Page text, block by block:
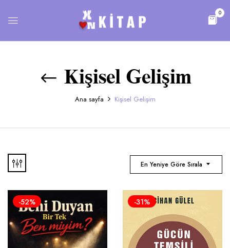
0
Kişisel Gelişim
Ana sayfa Kişisel Gelişim
En Yeniye Göre Sırala
-52% -31%